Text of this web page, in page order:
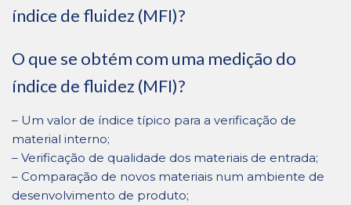
índice de fluidez (MFI)?
O que se obtém com uma medição do
índice de fluidez (MFI)?
– Um valor de índice típico para a verificação de
material interno;
– Verificação de qualidade dos materiais de entrada;
– Comparação de novos materiais num ambiente de
desenvolvimento de produto;